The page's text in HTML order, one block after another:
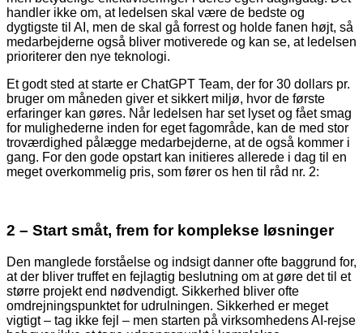
handler ikke om, at ledelsen skal være de bedste og
dygtigste til AI, men de skal gå forrest og holde fanen højt, så
medarbejderne også bliver motiverede og kan se, at ledelsen
prioriterer den nye teknologi.
Et godt sted at starte er ChatGPT Team, der for 30 dollars pr.
bruger om måneden giver et sikkert miljø, hvor de første
erfaringer kan gøres. Når ledelsen har set lyset og fået smag
for mulighederne inden for eget fagområde, kan de med stor
troværdighed pålægge medarbejderne, at de også kommer i
gang. For den gode opstart kan initieres allerede i dag til en
meget overkommelig pris, som fører os hen til råd nr. 2:
2 – Start småt, frem for komplekse løsninger
Den manglede forståelse og indsigt danner ofte baggrund for,
at der bliver truffet en fejlagtig beslutning om at gøre det til et
større projekt end nødvendigt. Sikkerhed bliver ofte
omdrejningspunktet for udrulningen. Sikkerhed er meget
vigtigt – tag ikke fejl – men starten på virksomhedens AI-rejse